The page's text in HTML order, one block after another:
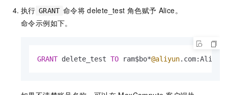
执行 GRANT 命令将 delete_test 角色赋予 Alice。
命令示例如下。
GRANT delete_test TO ram$bo*@aliyun